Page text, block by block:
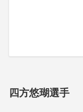
四方悠瑚選手